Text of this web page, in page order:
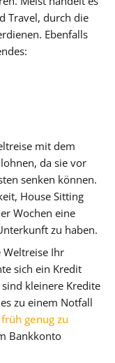
Travel, durch die
Ebenfalls
mit dem
da sie vor
senken können.
House Sitting
Wochen eine
zu haben.
Weltreise Ihr
sich ein Kredit
kleinere Kredite
zu einem Notfall
genug zu
Bankkonto